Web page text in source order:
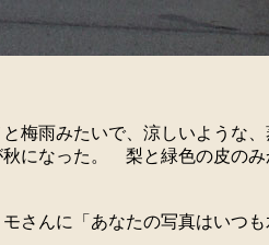
梅雨みたいで、涼しいような、
になった。 梨と緑色の皮の
さんに「あなたの写真はいつ